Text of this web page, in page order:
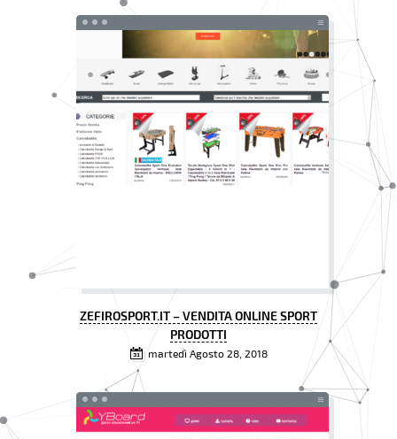
ZEFIROSPORT.IT – VENDITA ONLINE SPORT
PRODOTTI
martedì Agosto 28, 2018